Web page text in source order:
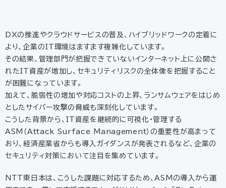
DXの推進やクラウドサービスの普及、ハイブリッドワークの定着に
より、企業のIT環境はますます複雑化しています。
その結果、管理部門が把握できていないインターネット上に公開さ
れたIT資産が増加し、セキュリティリスクの全体像を把握すること
が困難になっています。
加えて、脆弱性の増加や対応コストの上昇、ランサムウェアをはじめ
としたサイバー攻撃の脅威も深刻化しています。
こうした背景から、IT資産を継続的に可視化・管理する
ASM（Attack Surface Management）の重要性が高まって
おり、経済産業省からも導入ガイダンスが発表されるなど、企業の
セキュリティ対策において注目を集めています。
NTT東日本は、こうした課題に対応するため、ASMの導入から運